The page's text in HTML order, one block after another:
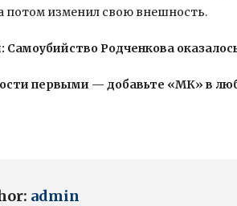
потом изменил свою внешность.
Самоубийство Родченкова
первыми — добавьте «МК» в
admin